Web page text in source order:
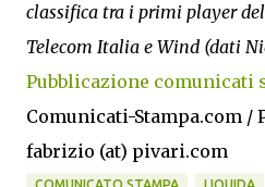
classifica tra i primi player
Telecom Italia e Wind (dati
Pubblicazione comunicati
Comunicati-Stampa.com /
fabrizio (at) pivari.com